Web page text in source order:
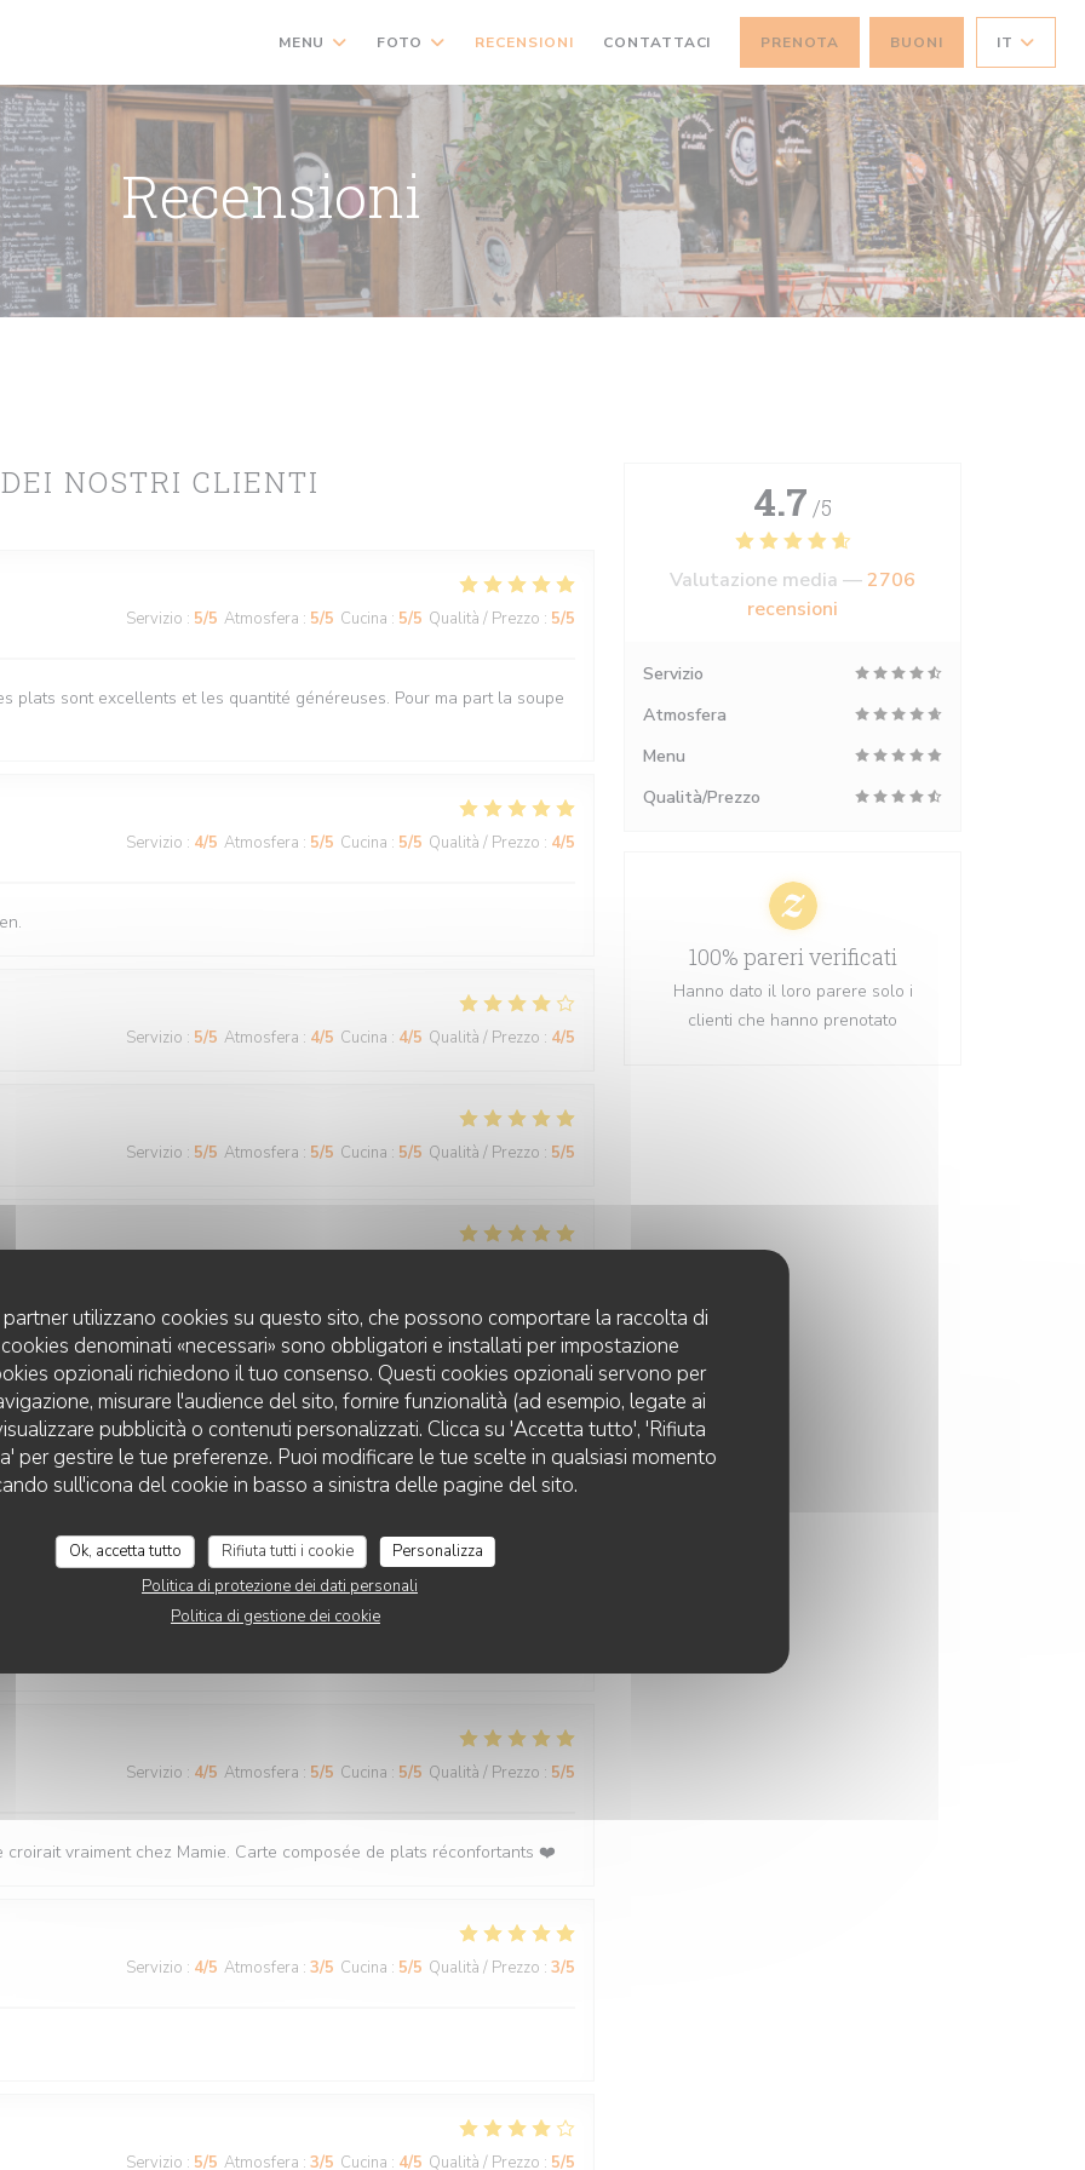
utilizzano cookies su questo sito, che possono comportare la raccolta di
denominati «necessari» sono obbligatori e installati per impostazione
opzionali richiedono il tuo consenso. Questi cookies opzionali servono per
misurare l'audience del sito, fornire funzionalità (ad esempio, legate ai
pubblicità o contenuti personalizzati. Clicca su 'Accetta tutto', 'Rifiuta
per gestire le tue preferenze. Puoi modificare le tue scelte in qualsiasi momento
sull'icona del cookie in basso a sinistra delle pagine del sito.
Ok, accetta tutto Rifiuta tutti i cookie
Personalizza
Politica di protezione dei dati personali
Politica di gestione dei cookie
MENU FOTO RECENSIONI CONTATTACI PRENOTA BUONI IT
Recensioni
NOSTRI CLIENTI
Servizio : 5/5 Atmosfera : 5/5 Cucina : 5/5 Qualità / Prezzo : 5/5
plats sont excellents et les quantité généreuses. Pour ma part la soupe
Servizio : 4/5 Atmosfera : 5/5 Cucina : 5/5 Qualità / Prezzo : 4/5
Servizio : 5/5 Atmosfera : 4/5 Cucina : 4/5 Qualità / Prezzo : 4/5
Servizio : 5/5 Atmosfera : 5/5 Cucina : 5/5 Qualità / Prezzo : 5/5
Servizio: 5/5 Atmosfera: 5/5 Cucina: 5/5 Qualità / Prezzo: 5/5
Servizio: 4/5 Atmosfera: 5 /5 Cucina:5/5
Servizio : 4/5 Atmosfera : 5/5 Cucina : 5/5 Qualità / Prezzo : 5/5
vraiment chez Mamie. Carte composée de plats réconfortants ❤️
Servizio : 4/5 Atmosfera : 3/5 Cucina : 5/5 Qualità / Prezzo : 3/5
Servizio : 5/5 Atmosfera : 3/5 Cucina : 4/5 Qualità / Prezzo : 5/5
4.7 /5
Valutazione media —2706
recensioni
Servizio
Atmosfera
Menu
Qualità/Prezzo
100% pareri verificati
Hanno dato il loro parere solo i
clienti che hanno prenotato
CHEZ GRAND-MÈRE